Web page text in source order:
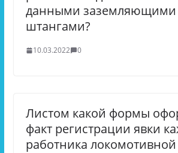
данными заземляющими
штангами?
10.03.2022 0
Листом какой формы
факт регистрации явки
работника